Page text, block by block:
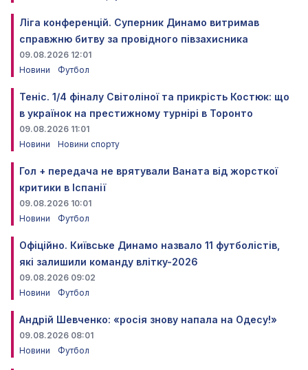
Ліга конференцій. Суперник Динамо витримав
справжню битву за провідного півзахисника
09.08.2026 12:01
Новини
Футбол
Теніс. 1/4 фіналу Світоліної та прикрість Костюк: що
в українок на престижному турнірі в Торонто
09.08.2026 11:01
Новини
Новини спорту
Гол + передача не врятували Ваната від жорсткої
критики в Іспанії
09.08.2026 10:01
Новини
Футбол
Офіційно. Київське Динамо назвало 11 футболістів,
які залишили команду влітку-2026
09.08.2026 09:02
Новини
Футбол
Андрій Шевченко: «росія знову напала на Одесу!»
09.08.2026 08:01
Новини
Футбол